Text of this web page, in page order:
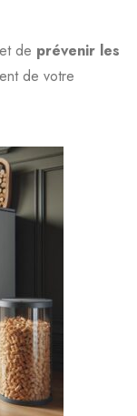
de prévenir les
de votre